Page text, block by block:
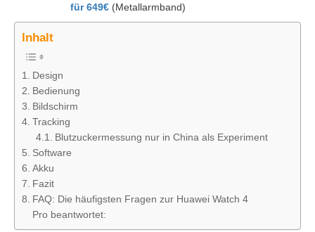
für 649€ (Metallarmband)
Inhalt
Design
Bedienung
Bildschirm
Tracking
Blutzuckermessung nur in China als Experiment
Software
Akku
Fazit
FAQ: Die häufigsten Fragen zur Huawei Watch 4
Pro beantwortet: